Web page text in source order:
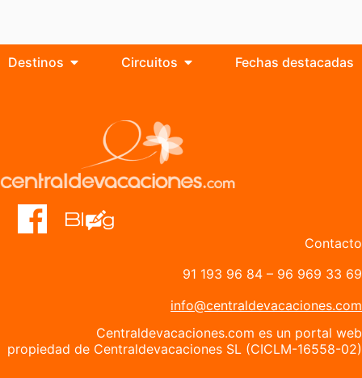
Destinos Circuitos Fechas destacadas
Contacto
91 193 96 84 – 96 969 33 69
info@centraldevacaciones.com
Centraldevacaciones.com es un portal web
propiedad de Centraldevacaciones SL (CICLM-16558-02)